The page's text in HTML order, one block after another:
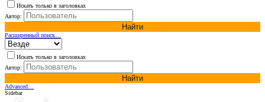
Искать только в заголовках
Автор:
Найти
Расширенный поиск…
Искать только в заголовках
Автор:
Найти
Advanced…
Sidebar